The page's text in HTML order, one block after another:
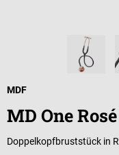
MDF
MD One
Doppelkopfbruststück in